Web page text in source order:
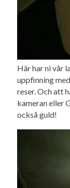
Här har ni vår
uppfinning
reser. Och att
kameran eller
också guld!